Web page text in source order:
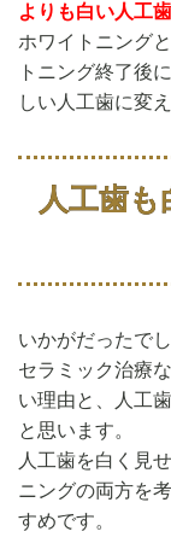
よりも白い人工
ホワイトニング
トニング終了後
しい人工歯に変
人工歯
いかがだったでし
セラミック治療
い理由と、人工
と思います。
人工歯を白く見
ニングの両方を
すめです。